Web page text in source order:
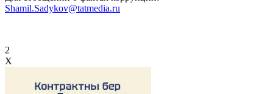
Shamil.Sadykov@tatmedia.ru
2
X